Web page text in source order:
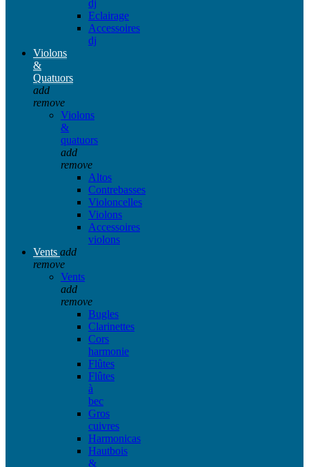
dj
Eclairage
Accessoires
dj
Violons
&
Quatuors
add
remove
Violons
&
quatuors
add
remove
Altos
Contrebasses
Violoncelles
Violons
Accessoires
violons
Vents add
remove
Vents
add
remove
Bugles
Clarinettes
Cors
harmonie
Flûtes
Flûtes
à
bec
Gros
cuivres
Harmonicas
Hautbois
&